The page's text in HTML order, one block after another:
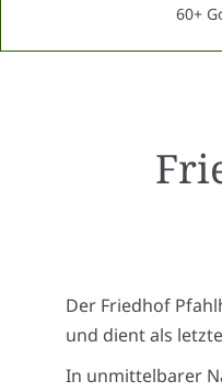
60+
Der Friedhof
und dient als
In unmittelbarer